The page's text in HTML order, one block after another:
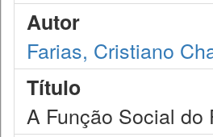
Autor
Farias, Cristiano
Título
A Função Social